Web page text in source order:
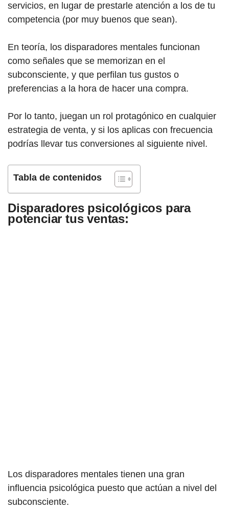
servicios, en lugar de prestarle atención a los de tu
competencia (por muy buenos que sean).
En teoría, los disparadores mentales funcionan
como señales que se memorizan en el
subconsciente, y que perfilan tus gustos o
preferencias a la hora de hacer una compra.
Por lo tanto, juegan un rol protagónico en cualquier
estrategia de venta, y si los aplicas con frecuencia
podrías llevar tus conversiones al siguiente nivel.
Tabla de contenidos
Disparadores psicológicos para
potenciar tus ventas:
Los disparadores mentales tienen una gran
influencia psicológica puesto que actúan a nivel del
subconsciente.